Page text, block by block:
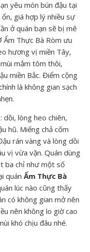
yêu món bún đậu tại
giá hợp lý nhiều sự
ở quán bạn sẽ bị mê
Ẩm Thực Bà Ròm ưu
hương vị miền Tây,
mắm tôm thôi,
miền Bắc. Điểm cộng
là không gian sạch
dồi, lòng heo chiên,
hũ. Miếng chả cốm
rán vàng và lòng dồi
vị vừa vặn. Quán dùng
ba chỉ như một số
quán Ẩm Thực Bà
lúc nào cũng thấy
có không gian mở nên
nên không lo giờ cao
khó chịu đâu nhé.